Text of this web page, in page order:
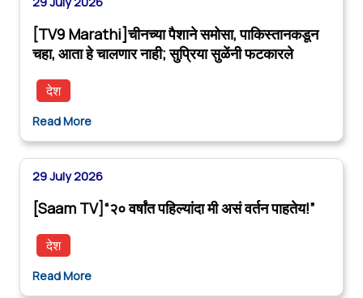
[TV9 Marathi]चीनच्या पैशाने समोसा, पाकिस्तानकडून
चहा, आता हे चालणार नाही; सुप्रिया सुळेंनी फटकारले
देश
Read More
29 July 2026
[Saam TV]“२० वर्षांत पहिल्यांदा मी असं वर्तन पाहतेय!”
देश
Read More